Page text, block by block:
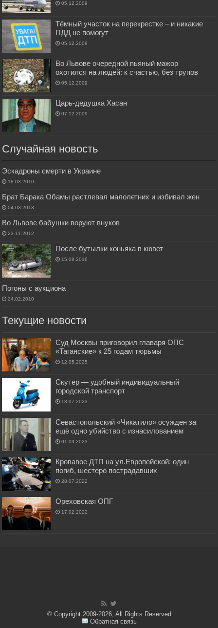
05.12.2009
Тёмный участок на перекрестке – и никакие
ПДД не помогут
05.12.2009
Во Львове очередной пьяный мажор
охотился на людей: к счастью, без трупов
05.12.2009
Царь-дедушка Хасан
07.12.2009
Случайная новость
Эскадроны смерти в Украине
18.03.2010
Брат Барака Обамы растлевал малолетних и избивал жен
04.03.2013
Во Львове бабушки воруют внуков
23.11.2012
После бутылки коньяка в кювет
15.08.2016
Погоны с аукциона
24.02.2010
Текущие новости
Суд Москвы приговорил главаря ОПС
«Таганские» к 25 годам тюрьмы
12.05.2025
Скутер — удобный индивидуальный
городской транспорт
18.07.2023
Севастопольский «Чикатило» осужден за
ещё одно убийство с изнасилованием
01.03.2023
Кровавое ДТП на ул.Европейской: один
погиб, шестеро пострадавших
28.07.2022
Ореховская ОПГ
17.02.2022
© Copyright 2009-2026, All Rights Reserved
Обратная связь